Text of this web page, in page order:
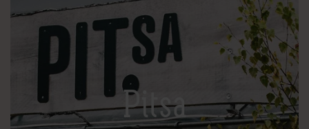
Pitsa